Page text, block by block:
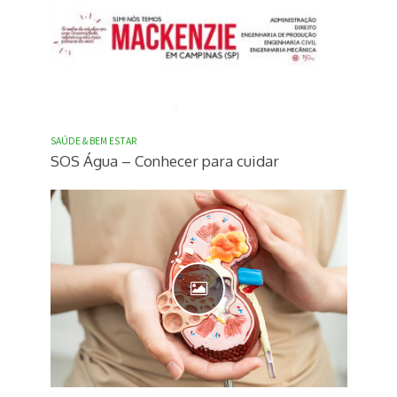
SAÚDE & BEM ESTAR
SOS Água – Conhecer para cuidar